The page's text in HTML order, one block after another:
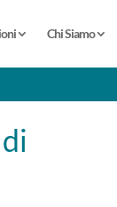
Chi Siamo